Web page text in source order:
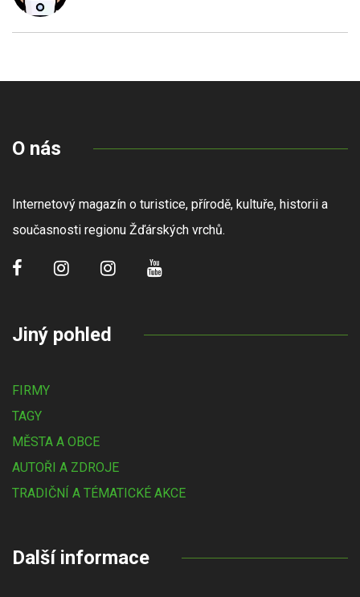
O nás
Internetový magazín o turistice, přírodě, kultuře, historii a
současnosti regionu Žďárských vrchů.
Jiný pohled
FIRMY
TAGY
MĚSTA A OBCE
AUTOŘI A ZDROJE
TRADIČNÍ A TÉMATICKÉ AKCE
Další informace